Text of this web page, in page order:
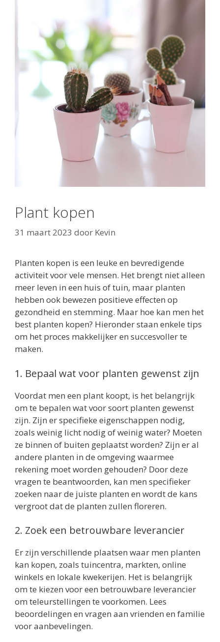
Plant kopen
31 maart 2023 door Kevin
Planten kopen is een leuke en bevredigende
activiteit voor vele mensen. Het brengt niet alleen
meer leven in een huis of tuin, maar planten
hebben ook bewezen positieve effecten op
gezondheid en stemming. Maar hoe kan men het
best planten kopen? Hieronder staan enkele tips
om het proces makkelijker en succesvoller te
maken.
1. Bepaal wat voor planten gewenst zijn
Voordat men een plant koopt, is het belangrijk
om te bepalen wat voor soort planten gewenst
zijn. Zijn er specifieke eigenschappen nodig,
zoals weinig licht nodig of weinig water? Moeten
ze binnen of buiten geplaatst worden? Zijn er al
andere planten in de omgeving waarmee
rekening moet worden gehouden? Door deze
vragen te beantwoorden, kan men specifieker
zoeken naar de juiste planten en wordt de kans
vergroot dat de planten zullen floreren.
2. Zoek een betrouwbare leverancier
Er zijn verschillende plaatsen waar men planten
kan kopen, zoals tuincentra, markten, online
winkels en lokale kwekerijen. Het is belangrijk
om te kiezen voor een betrouwbare leverancier
om teleurstellingen te voorkomen. Lees
beoordelingen en vragen aan vrienden en familie
voor aanbevelingen.